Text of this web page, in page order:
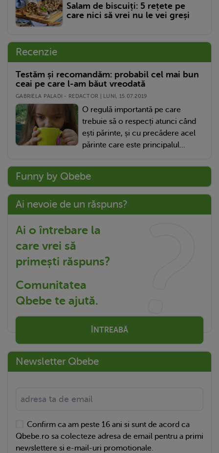
Salam de biscuiți: 5 rețete pe
care nici să vrei nu le vei greși
Recenzie
Testăm și recomandăm: probabil cel mai bun
ceai pe care l-am băut vreodată
GABRIELA PALADI - REDACTOR | LUNI, 15.07.2019
O regulă importantă pe care
trebuie să o respecți atunci când
ești părinte, și cu precădere acel
părinte care este principalul...
Funny by Qbebe
Ai nevoie de un răspuns?
Ai o întrebare la
care vrei să
primești răspuns?
Comunitatea
Qbebe te ajută.
ÎNTREABĂ
Newsletter Qbebe
Confirm ca am peste 16 ani si sunt de acord ca
Qbebe.ro sa colecteze adresa de email pentru a primi
newslettere si e-mail-uri promotionale.